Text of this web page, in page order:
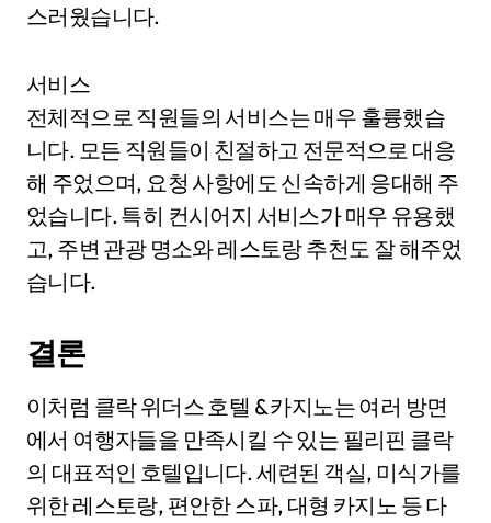
스러웠습니다.
서비스
전체적으로 직원들의 서비스는 매우 훌륭했습
니다. 모든 직원들이 친절하고 전문적으로 대응
해 주었으며, 요청 사항에도 신속하게 응대해 주
었습니다. 특히 컨시어지 서비스가 매우 유용했
고, 주변 관광 명소와 레스토랑 추천도 잘 해주었
습니다.
결론
이처럼 클락 위더스 호텔 & 카지노는 여러 방면
에서 여행자들을 만족시킬 수 있는 필리핀 클락
의 대표적인 호텔입니다. 세련된 객실, 미식가를
위한 레스토랑, 편안한 스파, 대형 카지노 등 다